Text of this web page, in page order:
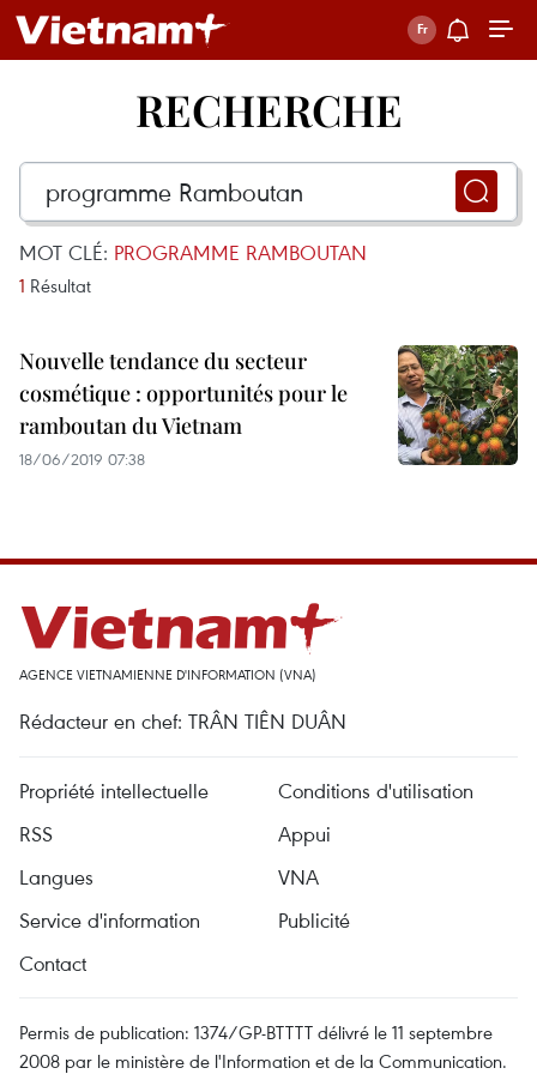
RECHERCHE
MOT CLÉ: PROGRAMME RAMBOUTAN
1 Résultat
Nouvelle tendance du secteur
cosmétique : opportunités pour le
ramboutan du Vietnam
18/06/2019 07:38
AGENCE VIETNAMIENNE D'INFORMATION (VNA)
Rédacteur en chef: TRÂN TIÊN DUÂN
Propriété intellectuelle
Conditions d'utilisation
RSS
Appui
Langues
VNA
Service d'information
Publicité
Contact
Permis de publication: 1374/GP-BTTTT délivré le 11 septembre
2008 par le ministère de l'Information et de la Communication.